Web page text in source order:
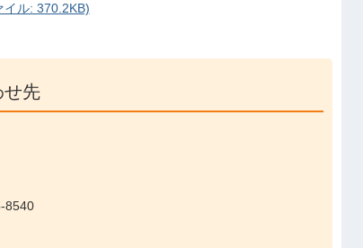
イル: 370.2KB)
せ先
8540